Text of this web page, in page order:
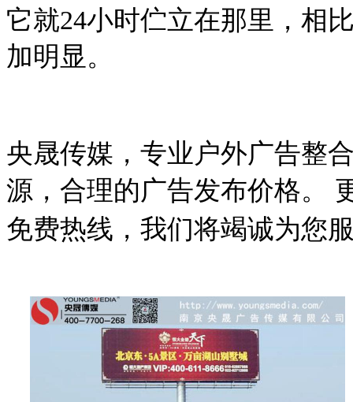
它就24小时伫立在那里，相
加明显。
央晟传媒，专业户外广告整
源，合理的广告发布价格。
免费热线，我们将竭诚为您